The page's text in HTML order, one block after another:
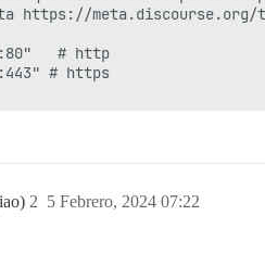
https://meta.discourse.org/
# http
# https
automáticamente
"1024MB"
mejorar el rendimiento de
"40MB"
5 Febrero, 2024 07:22
2